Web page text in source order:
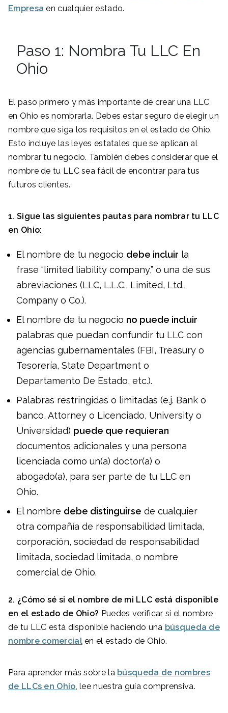
Empresa en cualquier estado.
Paso 1: Nombra Tu LLC En
Ohio
El paso primero y más importante de crear una LLC
en Ohio es nombrarla. Debes estar seguro de elegir un
nombre que siga los requisitos en el estado de Ohio.
Esto incluye las leyes estatales que se aplican al
nombrar tu negocio. También debes considerar que el
nombre de tu LLC sea fácil de encontrar para tus
futuros clientes.
1. Sigue las siguientes pautas para nombrar tu LLC
en Ohio:
El nombre de tu negocio debe incluir la
frase “limited liability company,” o una de sus
abreviaciones (LLC, L.L.C., Limited, Ltd.,
Company o Co.).
El nombre de tu negocio no puede incluir
palabras que puedan confundir tu LLC con
agencias gubernamentales (FBI, Treasury o
Tesorería, State Department o
Departamento De Estado, etc.).
Palabras restringidas o limitadas (e.j. Bank o
banco, Attorney o Licenciado, University o
Universidad) puede que requieran
documentos adicionales y una persona
licenciada como un(a) doctor(a) o
abogado(a), para ser parte de tu LLC en
Ohio.
El nombre debe distinguirse de cualquier
otra compañía de responsabilidad limitada,
corporación, sociedad de responsabilidad
limitada, sociedad limitada, o nombre
comercial de Ohio.
2. ¿Cómo sé si el nombre de mi LLC está disponible
en el estado de Ohio? Puedes verificar si el nombre
de tu LLC está disponible haciendo una búsqueda de
nombre comercialen el estado de Ohio.
Para aprender más sobre la búsqueda de nombres
de LLCs en Ohio, lee nuestra guía comprensiva.